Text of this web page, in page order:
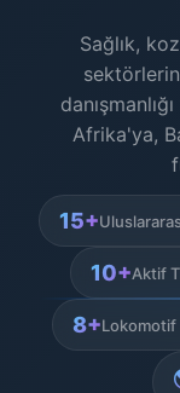
Sağlık,
Afrika'ya,
15+
10+Aktif
8+Lokomotif